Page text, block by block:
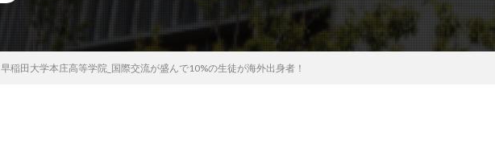
早稲田大学本庄高等学院_国際交流が盛んで10%の生徒が海外出身者！